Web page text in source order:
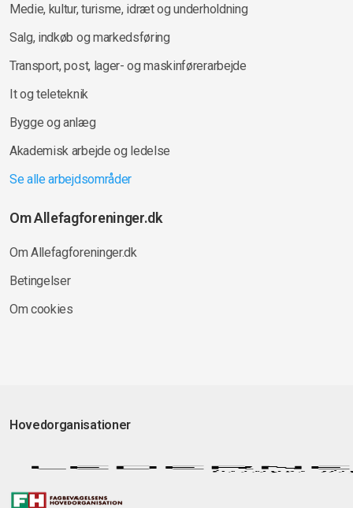
Medie, kultur, turisme, idræt og underholdning
Salg, indkøb og markedsføring
Transport, post, lager- og maskinførerarbejde
It og teleteknik
Bygge og anlæg
Akademisk arbejde og ledelse
Se alle arbejdsområder
Om Allefagforeninger.dk
Om Allefagforeninger.dk
Betingelser
Om cookies
Hovedorganisationer